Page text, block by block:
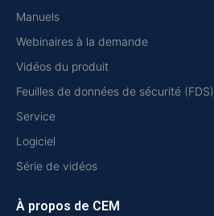
Manuels
Webinaires à la demande
Vidéos du produit
Feuilles de données de sécurité (FDS)
Service
Logiciel
Série de vidéos
À propos de CEM